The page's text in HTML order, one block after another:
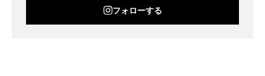
フォローする